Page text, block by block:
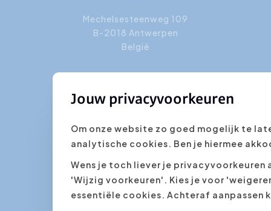
Mechelsesteenweg 109
B-2018 Antwerpen
België
Bibliotheekstraat 8/301
België
IBAN BE81 7512 0669 5724
Jouw privacyvoorkeuren
Om onze website zo goed mogelijk te
analytische cookies. Ben je hiermee
Wens je toch liever je privacyvoorkeuren
'Wijzig voorkeuren'. Kies je voor
essentiële cookies. Achteraf aanpassen